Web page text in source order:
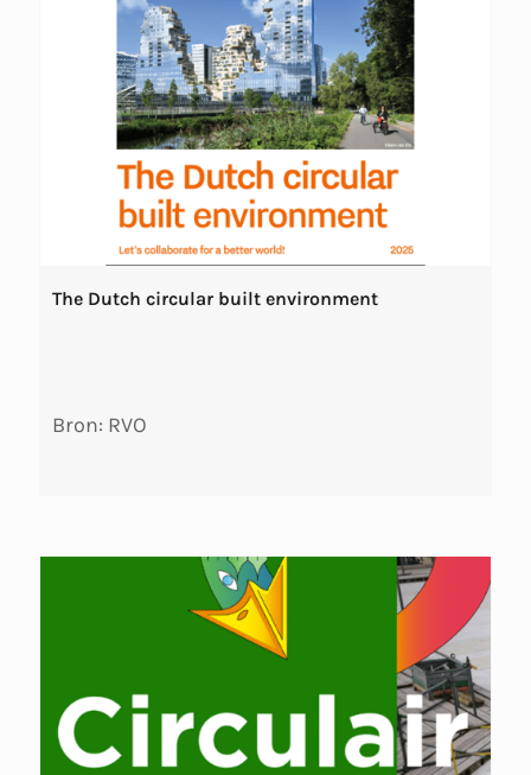
The Dutch circular built environment
Bron: RVO